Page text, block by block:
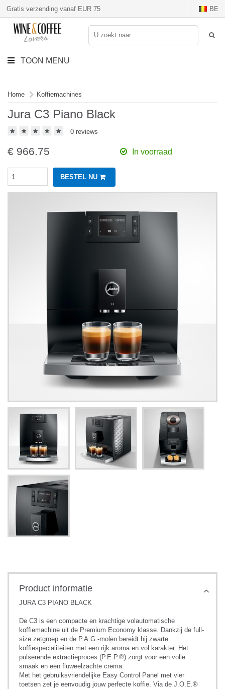
Gratis verzending vanaf EUR 75 BE
TOON MENU
Home Koffiemachines
Jura C3 Piano Black
0 reviews
€ 966.75 In voorraad
BESTEL NU
Product informatie
JURA C3 PIANO BLACK
De C3 is een compacte en krachtige volautomatische
koffiemachine uit de Premium Economy klasse. Dankzij de full-
size zetgroep en de P.A.G.-molen bereidt hij zwarte
koffiespecialiteiten met een rijk aroma en vol karakter. Het
pulserende extractieproces (P.E.P.®) zorgt voor een volle
smaak en een fluweelzachte crema.
Met het gebruiksvriendelijke Easy Control Panel met vier
toetsen zet je eenvoudig jouw perfecte koffie. Via de J.O.E.®